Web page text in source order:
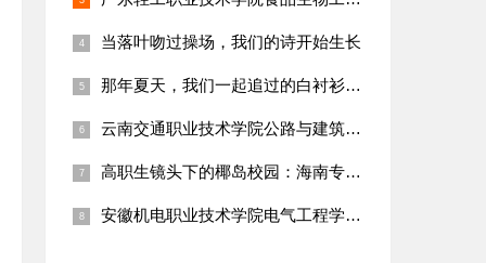
当落叶吻过操场，我们的诗开始生长
那年夏天，我们一起追过的白衬衫少年
云南交通职业技术学院公路与建筑工程学院：“乡村通村公路养护与
高职生镜头下的椰岛校园：海南专科生vlog火出圈，日常碎片太
安徽机电职业技术学院电气工程学院：吴宇轩团队守护乡村用电，三